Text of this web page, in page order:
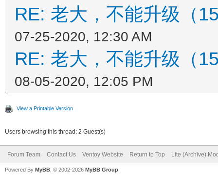
RE: 老大，不能升级（
07-25-2020, 12:30 AM
RE: 老大，不能升级（
08-05-2020, 12:05 PM
View a Printable Version
Users browsing this thread: 2 Guest(s)
Forum Team Contact Us Ventoy Website Return to Top Lite (Archive)
Powered By MyBB , © 2002-2026 MyBB Group